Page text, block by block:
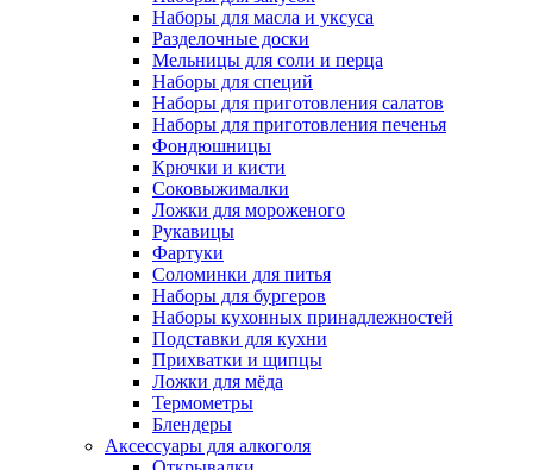
Наборы для масла и уксуса
Разделочные доски
Мельницы для соли и перца
Наборы для специй
Наборы для приготовления салатов
Наборы для приготовления печенья
Фондюшницы
Крючки и кисти
Соковыжималки
Ложки для мороженого
Рукавицы
Фартуки
Соломинки для питья
Наборы для бургеров
Наборы кухонных принадлежностей
Подставки для кухни
Прихватки и щипцы
Ложки для мёда
Термометры
Блендеры
Аксессуары для алкоголя